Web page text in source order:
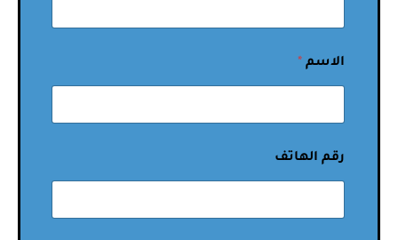
الاسم *
رقم الهاتف